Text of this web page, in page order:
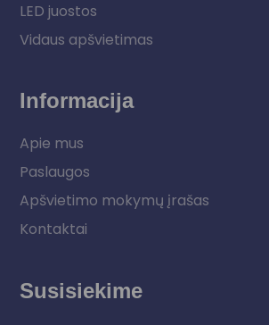
LED juostos
Vidaus apšvietimas
Informacija
Apie mus
Paslaugos
Apšvietimo mokymų įrašas
Kontaktai
Susisiekime